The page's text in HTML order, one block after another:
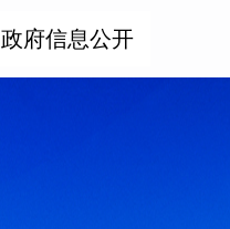
政府信息公开